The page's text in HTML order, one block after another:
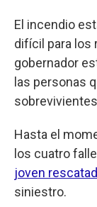
El incendio
difícil para los
gobernador
las personas
Hasta el
los cuatro
joven
siniestro.